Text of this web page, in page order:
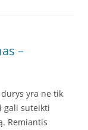
–
yra ne tik
gali suteikti
Remiantis